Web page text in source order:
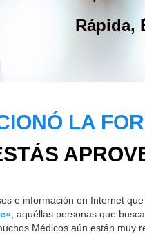
LA
e información en Internet
, aquéllas personas que
Médicos aún están